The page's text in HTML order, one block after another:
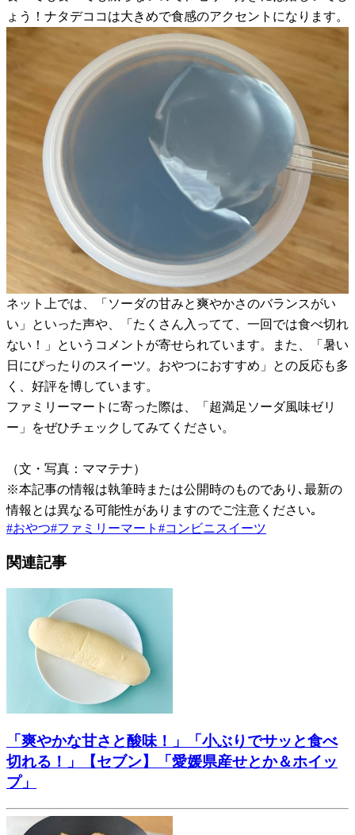
ょう！ナタデココは大きめで食感のアクセントになります。
ネット上では、「ソーダの甘みと爽やかさのバランスがい
い」といった声や、「たくさん入ってて、一回では食べ切れ
ない！」というコメントが寄せられています。また、「暑い
日にぴったりのスイーツ。おやつにおすすめ」との反応も多
く、好評を博しています。
ファミリーマートに寄った際は、「超満足ソーダ風味ゼリ
ー」をぜひチェックしてみてください。
（文・写真：ママテナ）
※本記事の情報は執筆時または公開時のものであり､最新の
情報とは異なる可能性がありますのでご注意ください｡
#おやつ#ファミリーマート #コンビニスイーツ
関連記事
「爽やかな甘さと酸味！」「小ぶりでサッと食べ
切れる！」【セブン】「愛媛県産せとか＆ホイッ
プ」